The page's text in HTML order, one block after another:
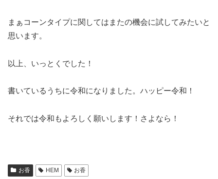
まぁコーンタイプに関してはまたの機会に試してみたいと
思います。
以上、いっとくでした！
書いているうちに令和になりました。ハッピー令和！
それでは令和もよろしく願いします！さよなら！
お香 HEM お香